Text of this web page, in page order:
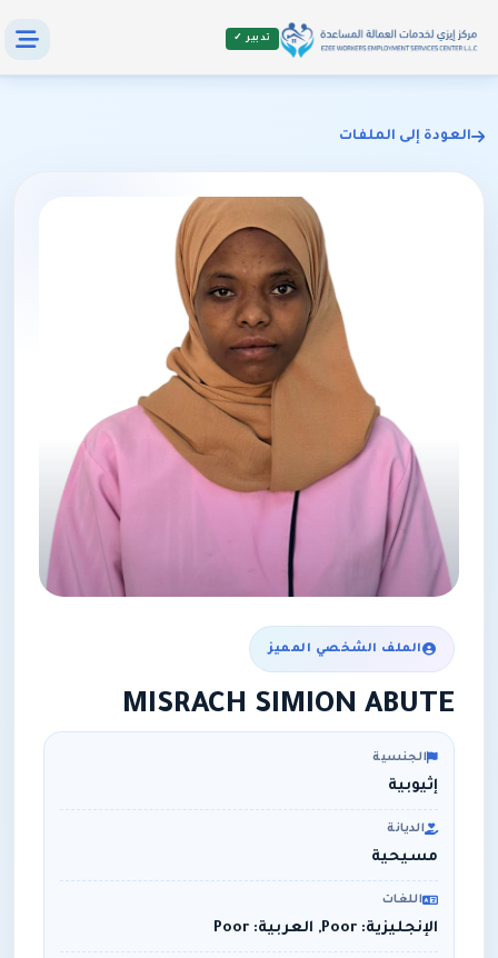
تدبير ✓
العودة إلى الملفات
الملف الشخصي المميز
MISRACH SIMION ABUTE
الجنسية
إثيوبية
الديانة
مسيحية
اللغات
الإنجليزية: Poor, العربية: Poor